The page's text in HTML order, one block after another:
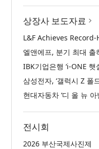
상장사 보도자료
전시회
2026 부산국제사진제